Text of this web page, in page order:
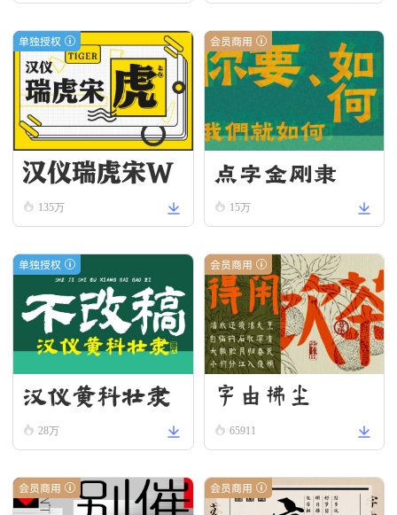
单独授权
汉仪瑞虎宋W
135万
会员商用
点字金刚隶
15万
单独授权
汉仪黄科壮隶
W28万
会员商用
字由拂尘
65911
会员商用 会员商用